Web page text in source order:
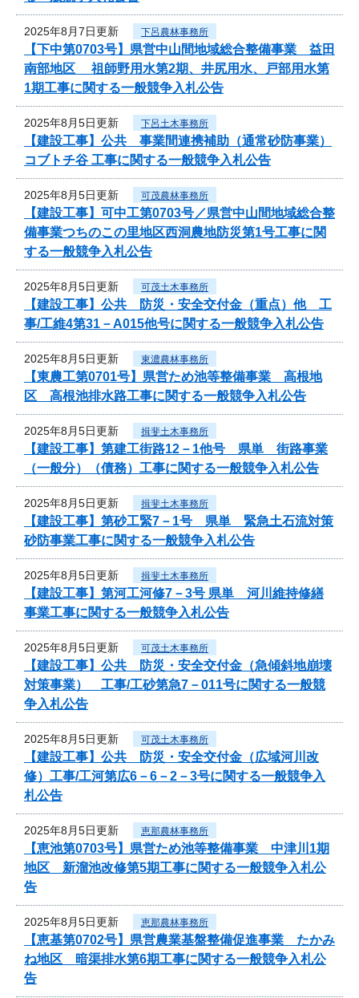
2025年8月7日更新 下呂農林事務所
【下中第0703号】県営中山間地域総合整備事業 益田
南部地区 祖師野用水第2期、井尻用水、戸部用水第
1期工事に関する一般競争入札公告
2025年8月5日更新 下呂土木事務所
【建設工事】公共 事業間連携補助（通常砂防事業）
コブトチ谷 工事に関する一般競争入札公告
2025年8月5日更新 可茂農林事務所
【建設工事】可中工第0703号／県営中山間地域総合整
備事業つちのこの里地区西洞農地防災第1号工事に関
する一般競争入札公告
2025年8月5日更新 可茂土木事務所
【建設工事】公共 防災・安全交付金（重点）他 工
事/工維4第31－A015他号に関する一般競争入札公告
2025年8月5日更新 東濃農林事務所
【東農工第0701号】県営ため池等整備事業 高根地
区 高根池排水路工事に関する一般競争入札公告
2025年8月5日更新 揖斐土木事務所
【建設工事】第建工街路12－1他号 県単 街路事業
（一般分）（債務）工事に関する一般競争入札公告
2025年8月5日更新 揖斐土木事務所
【建設工事】第砂工緊7－1号 県単 緊急土石流対策
砂防事業工事に関する一般競争入札公告
2025年8月5日更新 揖斐土木事務所
【建設工事】第河工河修7－3号 県単 河川維持修繕
事業工事に関する一般競争入札公告
2025年8月5日更新 可茂土木事務所
【建設工事】公共 防災・安全交付金（急傾斜地崩壊
対策事業） 工事/工砂第急7－011号に関する一般競
争入札公告
2025年8月5日更新 可茂土木事務所
【建設工事】公共 防災・安全交付金（広域河川改
修）工事/工河第広6－6－2－3号に関する一般競争入
札公告
2025年8月5日更新 恵那農林事務所
【恵池第0703号】県営ため池等整備事業 中津川1期
地区 新溜池改修第5期工事に関する一般競争入札公
告
2025年8月5日更新 恵那農林事務所
【恵基第0702号】県営農業基盤整備促進事業 たかみ
ね地区 暗渠排水第6期工事に関する一般競争入札公
告